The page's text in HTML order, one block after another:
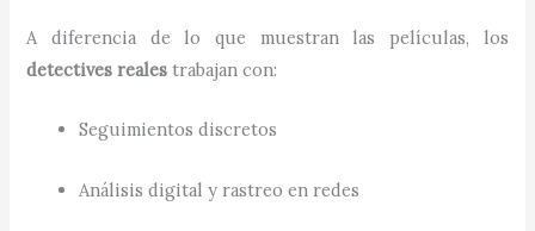
A diferencia de lo que muestran las películas, los
detectives reales trabajan con:
Seguimientos discretos
Análisis digital y rastreo en redes